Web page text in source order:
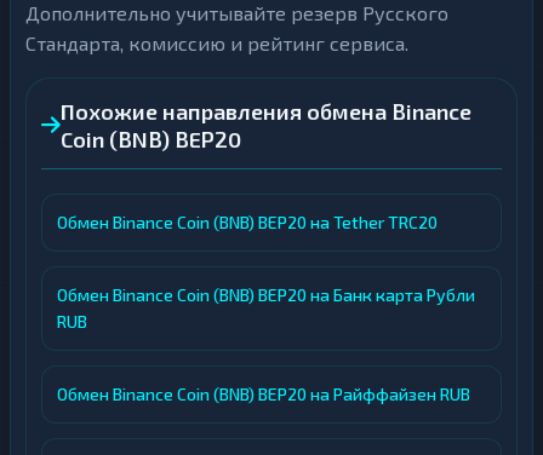
Дополнительно учитывайте резерв Русского
Стандарта, комиссию и рейтинг сервиса.
Похожие направления обмена Binance
Coin (BNB) BEP20
Обмен Binance Coin (BNB) BEP20 на Tether TRC20
Обмен Binance Coin (BNB) BEP20 на Банк карта Рубли
RUB
Обмен Binance Coin (BNB) BEP20 на Райффайзен RUB